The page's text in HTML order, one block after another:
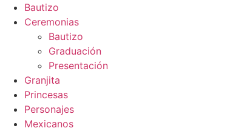
Bautizo
Ceremonias
Bautizo
Graduación
Presentación
Granjita
Princesas
Personajes
Mexicanos